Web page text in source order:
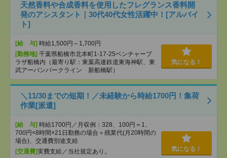
天然香料や合成香料を使用したフレグランス香料開
発のアシスタント｜30代40代女性活躍中！[アルバイ
ト]
[給 与] 時給1,500円～1,700円
[勤務地] 千葉県船橋市北本町1-17-25ベンチャープ
ラザ船橋内（最寄り駅：東葉高速鉄道東海神駅、東
武アーバンパークライン 新船橋駅）
気になる！
＼11/30までの短期！／未経験から時給1700円！集荷
作業[派遣]
[給 与] 時給1700円／月収例：328、100円＝1、
700円×8時間×21日勤務の場合＋残業代(月20時間の
場合)、交通費別途支給
[交通費]実費支給／当社規定あり。
気になる！